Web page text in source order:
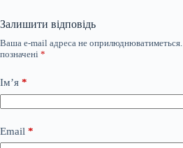
Залишити відповідь
Ваша e-mail адреса не оприлюднюватиметься.
позначені *
Ім’я *
Email *